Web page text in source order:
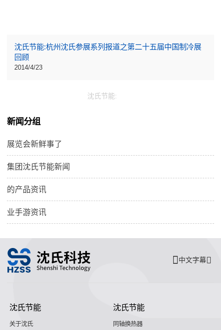
沈氏节能:杭州沈氏参展系列报道之第二十五届中国制冷展
回顾
2014/4/23
沈氏节能:
新闻分组
展览会新鲜事了
集团沈氏节能新闻
的产品资讯
业手游资讯
中文字幕
沈氏节能
关于沈氏
沈氏节能
同轴换热器